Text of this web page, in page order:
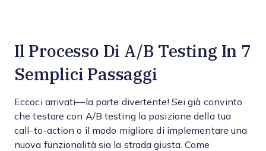
Il Processo Di A/B Testing In 7
Semplici Passaggi
Eccoci arrivati—la parte divertente! Sei già convinto
che testare con A/B testing la posizione della tua
call-to-action o il modo migliore di implementare una
nuova funzionalità sia la strada giusta. Come